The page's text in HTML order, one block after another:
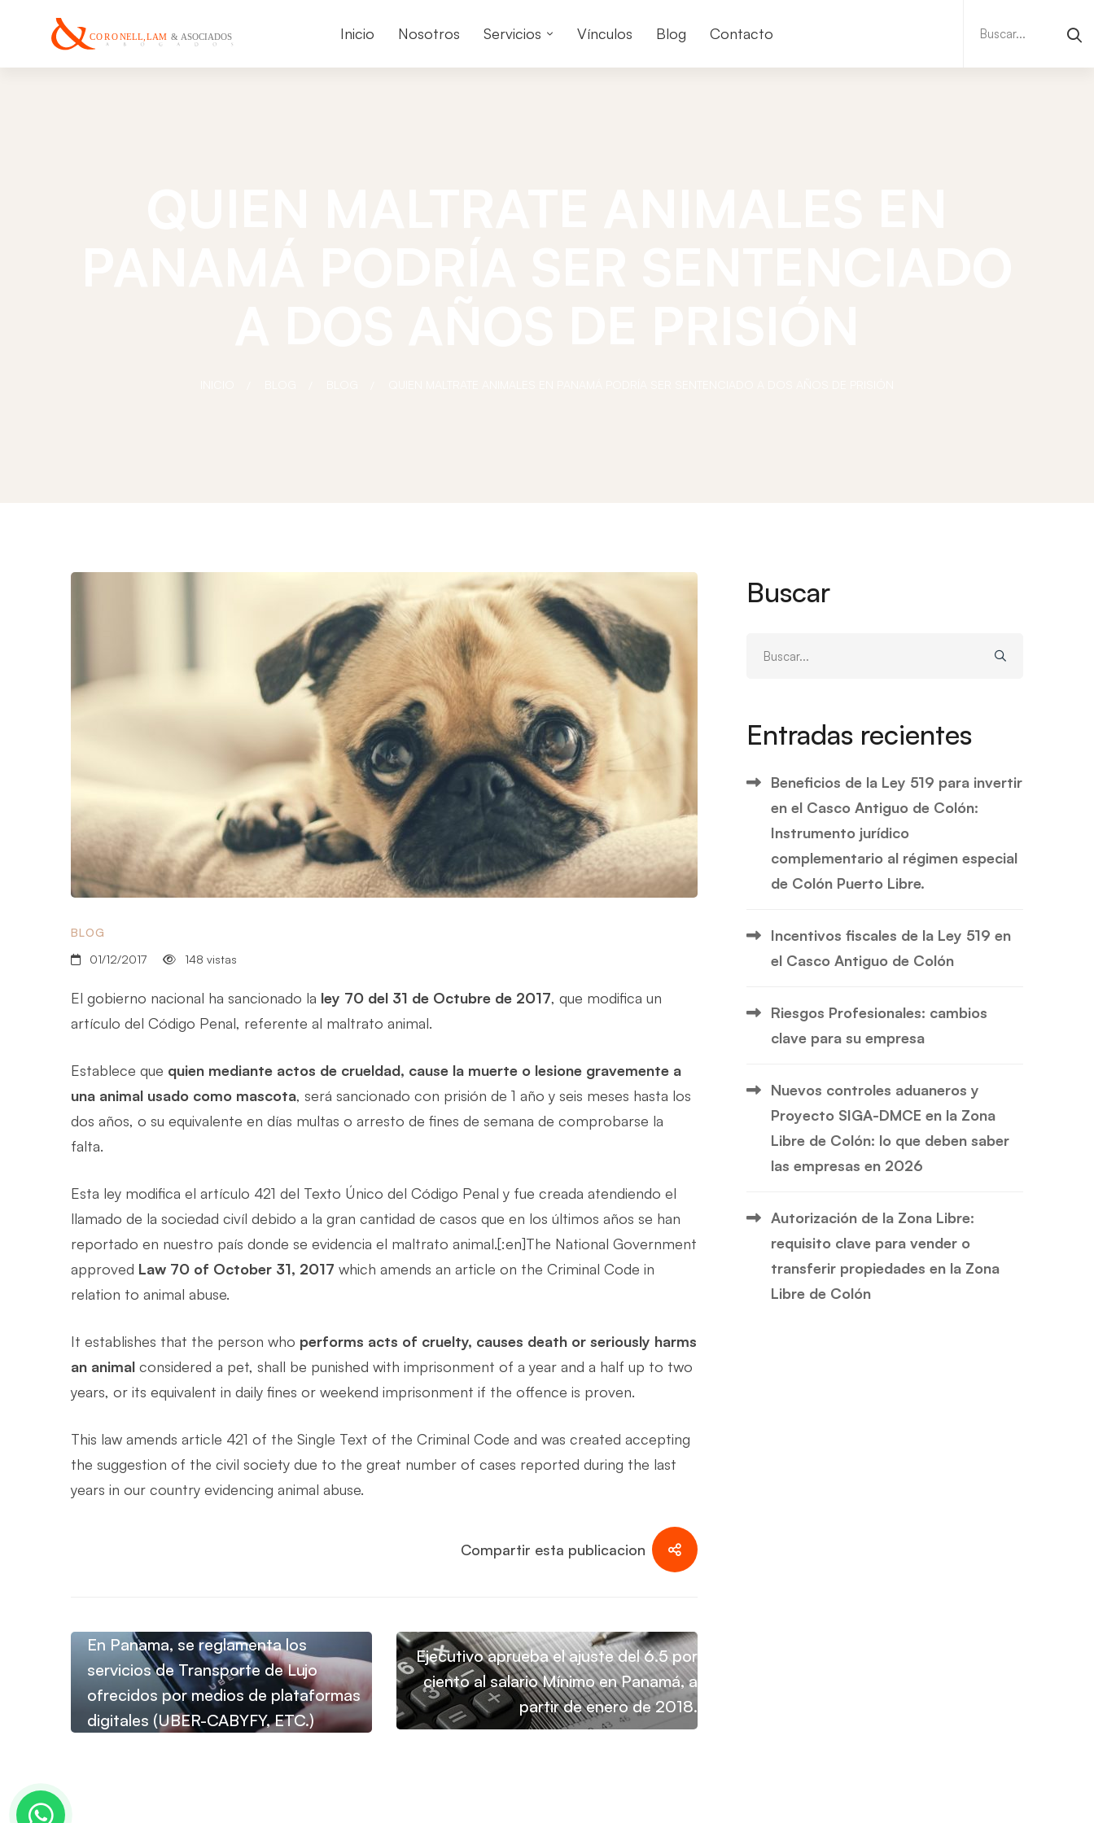
Inicio Nosotros Servicios Vínculos Blog Contacto
BLOG
01/12/2017
148 vistas
El gobierno nacional ha sancionado la ley 70 del 31 de Octubre de 2017, que modifica un
artículo del Código Penal, referente al maltrato animal.
Establece que quien mediante actos de crueldad, cause la muerte o lesione gravemente a
una animal usado como mascota, será sancionado con prisión de 1 año y seis meses hasta los
dos años, o su equivalente en días multas o arresto de fines de semana de comprobarse la
falta.
Esta ley modifica el artículo 421 del Texto Único del Código Penal y fue creada atendiendo el
llamado de la sociedad civíl debido a la gran cantidad de casos que en los últimos años se han
reportado en nuestro país donde se evidencia el maltrato animal.[:en]The National Government
approved Law 70 of October 31, 2017 which amends an article on the Criminal Code in
relation to animal abuse.
It establishes that the person who performs acts of cruelty, causes death or seriously harms
an animal considered a pet, shall be punished with imprisonment of a year and a half up to two
years, or its equivalent in daily fines or weekend imprisonment if the offence is proven.
This law amends article 421 of the Single Text of the Criminal Code and was created accepting
the suggestion of the civil society due to the great number of cases reported during the last
years in our country evidencing animal abuse.
Compartir esta publicacion
En Panama, se reglamenta los
servicios de Transporte de Lujo
ofrecidos por medios de plataformas
digitales (UBER-CABYFY, ETC.)
Ejecutivo aprueba el ajuste del 6.5 por
ciento al salario Mínimo en Panamá, a
partir de enero de 2018.
Buscar
Entradas recientes
Beneficios de la Ley 519 para invertir
en el Casco Antiguo de Colón:
Instrumento jurídico
complementario al régimen especial
de Colón Puerto Libre.
Incentivos fiscales de la Ley 519 en
el Casco Antiguo de Colón
Riesgos Profesionales: cambios
clave para su empresa
Nuevos controles aduaneros y
Proyecto SIGA-DMCE en la Zona
Libre de Colón: lo que deben saber
las empresas en 2026
Autorización de la Zona Libre:
requisito clave para vender o
transferir propiedades en la Zona
Libre de Colón